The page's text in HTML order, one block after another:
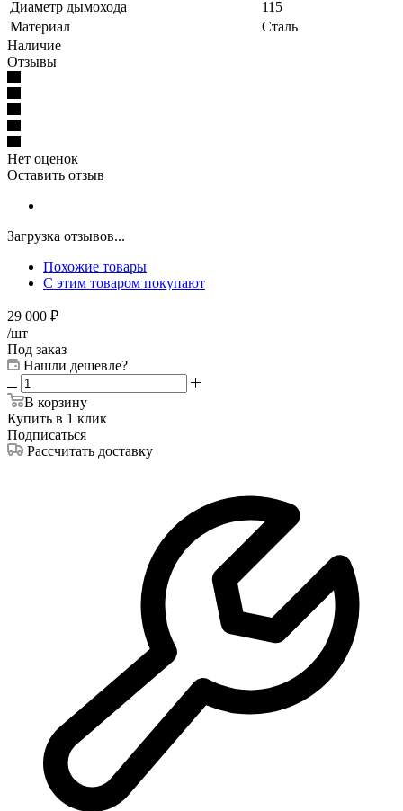
Диаметр дымохода
115
Материал
Сталь
Наличие
Отзывы
Нет оценок
Оставить отзыв
Загрузка отзывов...
Похожие товары
С этим товаром покупают
29 000 ₽
/шт
Под заказ
Нашли дешевле?
В корзину
Купить в 1 клик
Подписаться
Рассчитать доставку